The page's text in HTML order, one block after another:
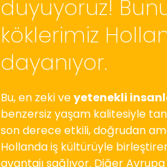
duyuyoruz!
köklerimiz
dayanıyor.
Bu, en zeki veyetenekli
benzersiz yaşam kalitesiyle
son derece etkili, doğrudan
Hollanda iş kültürüyle
avantajı sağlıyor. Diğer